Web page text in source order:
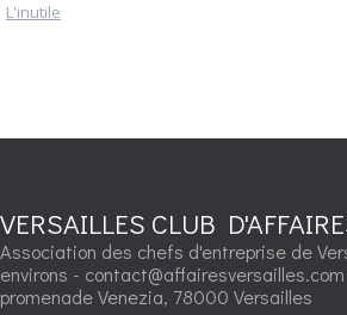
L'inutile
VERSAILLES CLUB
Association des chefs d'entreprise de
environs -
promenade Venezia, 78000 Versailles